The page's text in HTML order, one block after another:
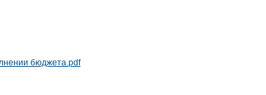
бюджета.pdf